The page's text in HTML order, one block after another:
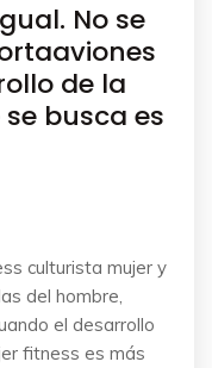
No se
de la
busca es
culturista mujer y
del hombre,
el desarrollo
fitness es más